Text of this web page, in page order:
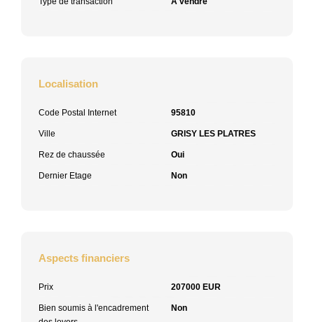
Localisation
Code Postal Internet 95810
Ville GRISY LES PLATRES
Rez de chaussée Oui
Dernier Etage Non
Aspects financiers
Prix 207000 EUR
Bien soumis à l'encadrement
Non